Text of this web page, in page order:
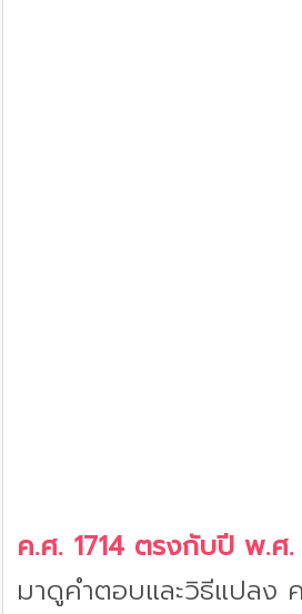
ค.ศ. 1714 ตรงกับปี พ.ศ.
มาดูคำตอบและวิธีแปลง